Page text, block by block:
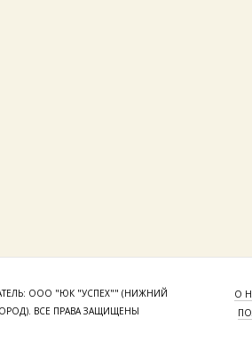
ООО "ЮК "УСПЕХ"" (НИЖНИЙ
ВСЕ ПРАВА ЗАЩИЩЕНЫ
О